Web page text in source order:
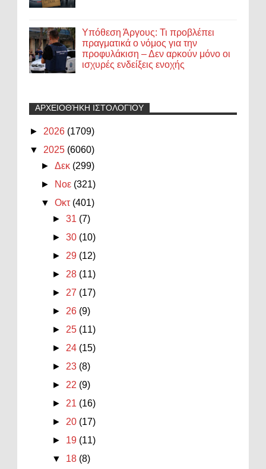
Υπόθεση Άργους: Τι προβλέπει
πραγματικά ο νόμος για την
προφυλάκιση – Δεν αρκούν μόνο οι
ισχυρές ενδείξεις ενοχής
ΑΡΧΕΙΟΘΉΚΗ ΙΣΤΟΛΟΓΊΟΥ
► 2026 (1709)
▼ 2025 (6060)
►Δεκ (299)
►
Νοε (321)
▼Οκτ (401)
►31 (7)
►30 (10)
► 29 (12)
► 28 (11)
► 27 (17)
► 26 (9)
► 25 (11)
► 24 (15)
► 23 (8)
► 22 (9)
► 21 (16)
► 20 (17)
► 19 (11)
▼ 18 (8)